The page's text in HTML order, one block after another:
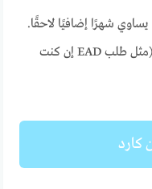
شهرًا إضافيًا لاحقًا.
في حال ظهور تأخير (مثل طلب EAD إن كنت
كارد